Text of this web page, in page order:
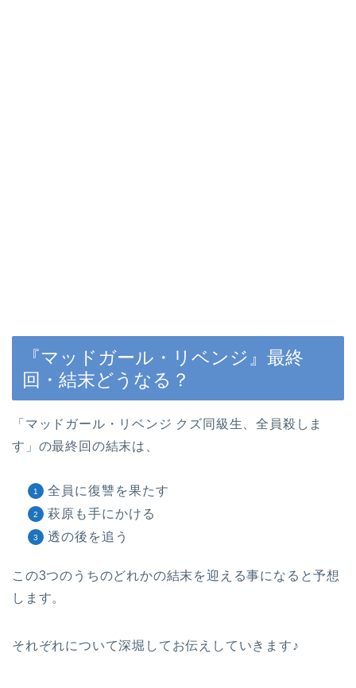
『マッドガール・リベンジ』最終
回 ・結末どうなる？
「マッドガール・リベンジ クズ同級生、全員殺しま
す」の最終回の結末は、
全員に復讐を果たす
萩原も手にかける
透の後を追う
この3つのうちのどれかの結末を迎える事になると予想
します。
それぞれについて深堀してお伝えしていきます♪